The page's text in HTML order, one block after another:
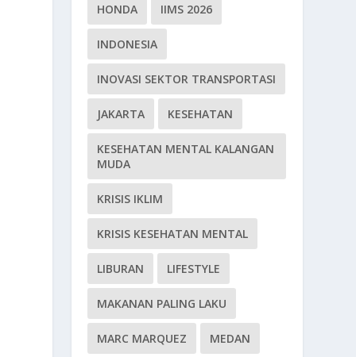
HONDA IIMS 2026
INDONESIA
INOVASI SEKTOR TRANSPORTASI
JAKARTA KESEHATAN
KESEHATAN MENTAL KALANGAN
MUDA
KRISIS IKLIM
KRISIS KESEHATAN MENTAL
LIBURAN LIFESTYLE
MAKANAN PALING LAKU
MARC MARQUEZ MEDAN